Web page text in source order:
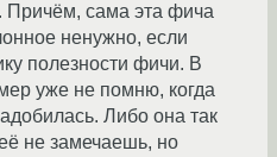
Причём, сама эта фича
ненужно, если
полезности фичи. В
уже не помню, когда
Либо она так
не замечаешь, но